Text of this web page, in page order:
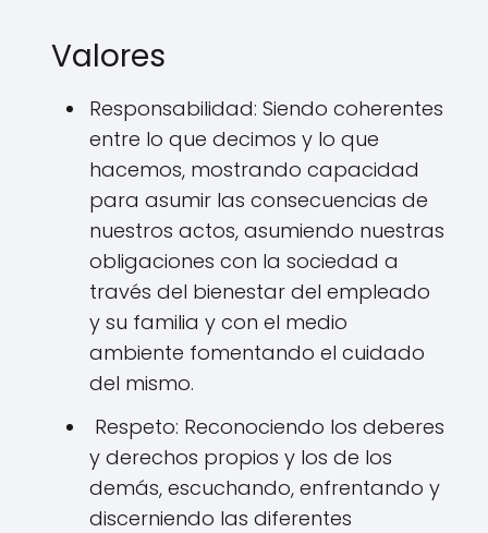
Valores
Responsabilidad: Siendo coherentes
entre lo que decimos y lo que
hacemos, mostrando capacidad
para asumir las consecuencias de
nuestros actos, asumiendo nuestras
obligaciones con la sociedad a
través del bienestar del empleado
y su familia y con el medio
ambiente fomentando el cuidado
del mismo.
Respeto: Reconociendo los deberes
y derechos propios y los de los
demás, escuchando, enfrentando y
discerniendo las diferentes